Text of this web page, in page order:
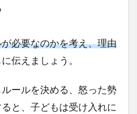
必要なのかを考え、理由
伝えましょう。
ールを決める、怒った勢
と、子どもは受け入れに